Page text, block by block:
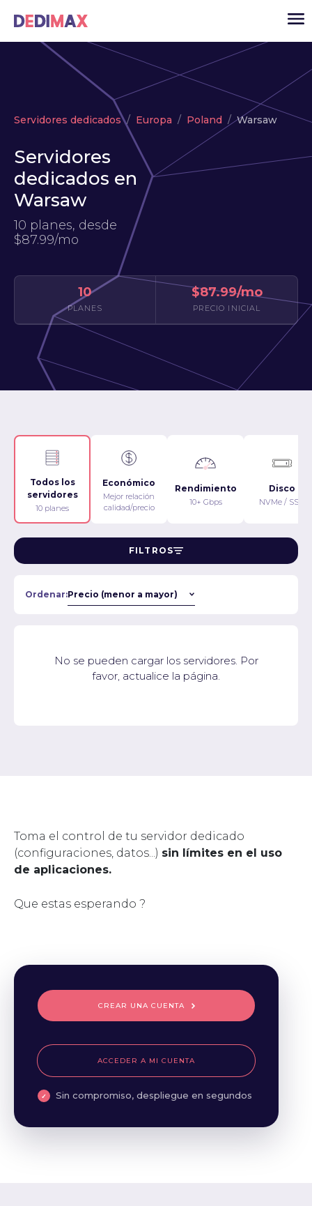
VPS
Servidores dedicados
Servidores dedicados Europa Poland Warsaw
Servidores
dedicados en
Warsaw
10 planes, desde
$87.99/mo
10
PLANES
$87.99/mo
PRECIO INICIAL
Todos los
servidores
10 planes
Económico
Mejor relación
calidad/precio
Rendimiento
10+ Gbps
Disco
NVMe / SSD
FILTROS
Ordenar:
No se pueden cargar los servidores. Por
favor, actualice la página.
Toma el control de tu servidor dedicado
(configuraciones, datos...) sin límites en el uso
de aplicaciones.
Que estas esperando ?
CREAR UNA CUENTA
ACCEDER A MI CUENTA
Sin compromiso, despliegue en segundos